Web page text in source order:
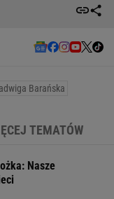
Barańska
TEMATÓW
Nasze